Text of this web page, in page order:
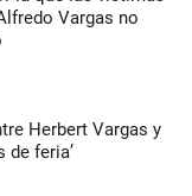
Vargas no
Herbert Vargas y
de feria’